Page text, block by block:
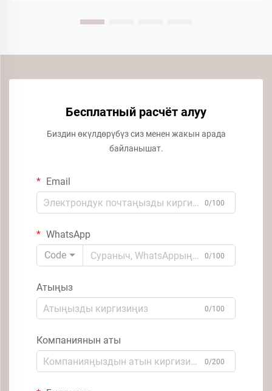
Бесплатный расчёт алуу
Биздин өкүлдөрүбүз сиз менен жакын арада
байланышат.
Email
0/100
WhatsApp
Code
0/100
Атыңыз
0/100
Компаниянын аты
0/200